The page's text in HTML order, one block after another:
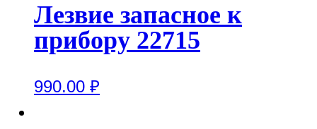
Лезвие запасное к
прибору 22715
990.00 ₽